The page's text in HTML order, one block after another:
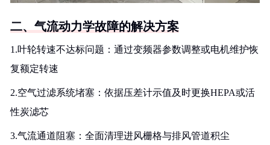
二、气流动力学故障的解决方案
1.叶轮转速不达标问题：通过变频器参数调整或电机维护恢
复额定转速
2.空气过滤系统堵塞：依据压差计示值及时更换HEPA或活
性炭滤芯
3.气流通道阻塞：全面清理进风栅格与排风管道积尘